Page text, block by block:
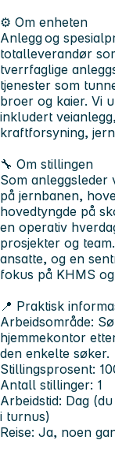
⚙️ Om enheten
Anlegg og
totalleverandør
tverrfaglige
tjenester som
broer og kaier. Vi
inkludert
kraftforsyning,
🔧 Om stillingen
Som
på jernbanen,
hovedtyngde på
en operativ
prosjekter og
ansatte, og en
fokus på KHMS
📍 Praktisk
Arbeidsområde:
hjemmekontor
den enkelte søker.
Stillingsprosent:
Antall stillinger: 1
Arbeidstid: Dag
i turnus)
Reise: Ja, noen